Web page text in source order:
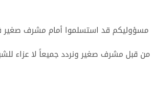
قد استسلموا أمام مشرف صغير
قبل مشرف صغير ونردد جميعاً لا عزاء